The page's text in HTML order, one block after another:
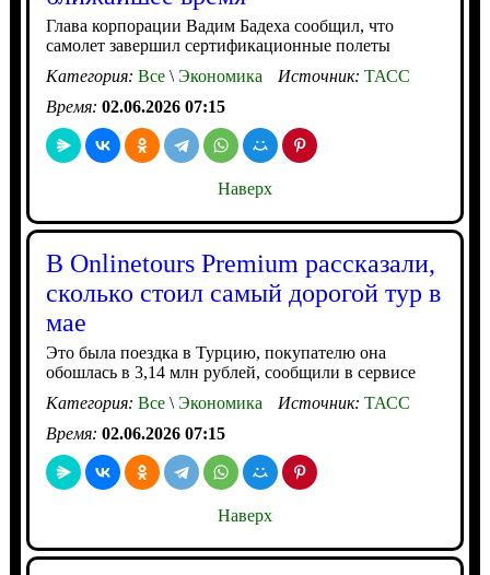
Глава корпорации Вадим Бадеха сообщил, что
самолет завершил сертификационные полеты
Категория: Все\Экономика Источник: ТАСС
Время: 02.06.2026 07:15
Наверх
В Onlinetours Premium рассказали,
сколько стоил самый дорогой тур в
мае
Это была поездка в Турцию, покупателю она
обошлась в 3,14 млн рублей, сообщили в сервисе
Категория: Все\Экономика Источник: ТАСС
Время: 02.06.2026 07:15
Наверх